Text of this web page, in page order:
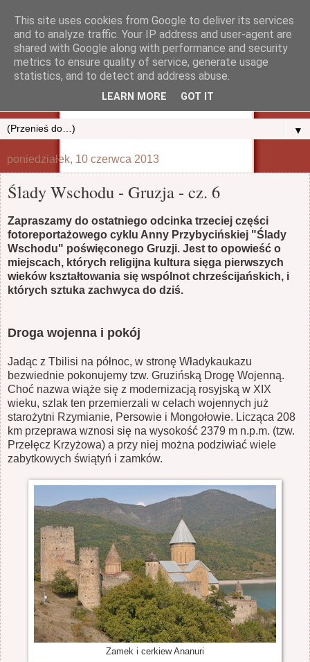
▼
poniedziałek, 10 czerwca 2013
Ślady Wschodu - Gruzja - cz. 6
Zapraszamy do ostatniego odcinka trzeciej części
fotoreportażowego cyklu Anny Przybycińskiej "Ślady
Wschodu" poświęconego Gruzji. Jest to opowieść o
miejscach, których religijna kultura sięga pierwszych
wieków kształtowania się wspólnot chrześcijańskich, i
których sztuka zachwyca do dziś.
Droga wojenna i pokój
Jadąc z Tbilisi na północ, w stronę Władykaukazu
bezwiednie pokonujemy tzw. Gruzińską Drogę Wojenną.
Choć nazwa wiąże się z modernizacją rosyjską w XIX
wieku, szlak ten przemierzali w celach wojennych już
starożytni Rzymianie, Persowie i Mongołowie. Licząca 208
km przeprawa wznosi się na wysokość 2379 m n.p.m. (tzw.
Przełęcz Krzyżowa) a przy niej można podziwiać wiele
zabytkowych świątyń i zamków.
Zamek i cerkiew Ananuri
This site uses cookies from Google to deliver its services
and to analyze traffic. Your IP address and user-agent are
shared with Google along with performance and security
metrics to ensure quality of service, generate usage
statistics, and to detect and address abuse.
LEARN MORE GOT IT